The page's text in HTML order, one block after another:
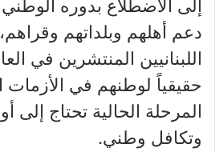
إلى الاضطلاع بدوره
دعم أهلهم وبلداتهم
اللبنانيين المنتشرين في
حقيقياً لوطنهم في الأزمات
المرحلة الحالية تحتاج إلى
وتكافل وطني.